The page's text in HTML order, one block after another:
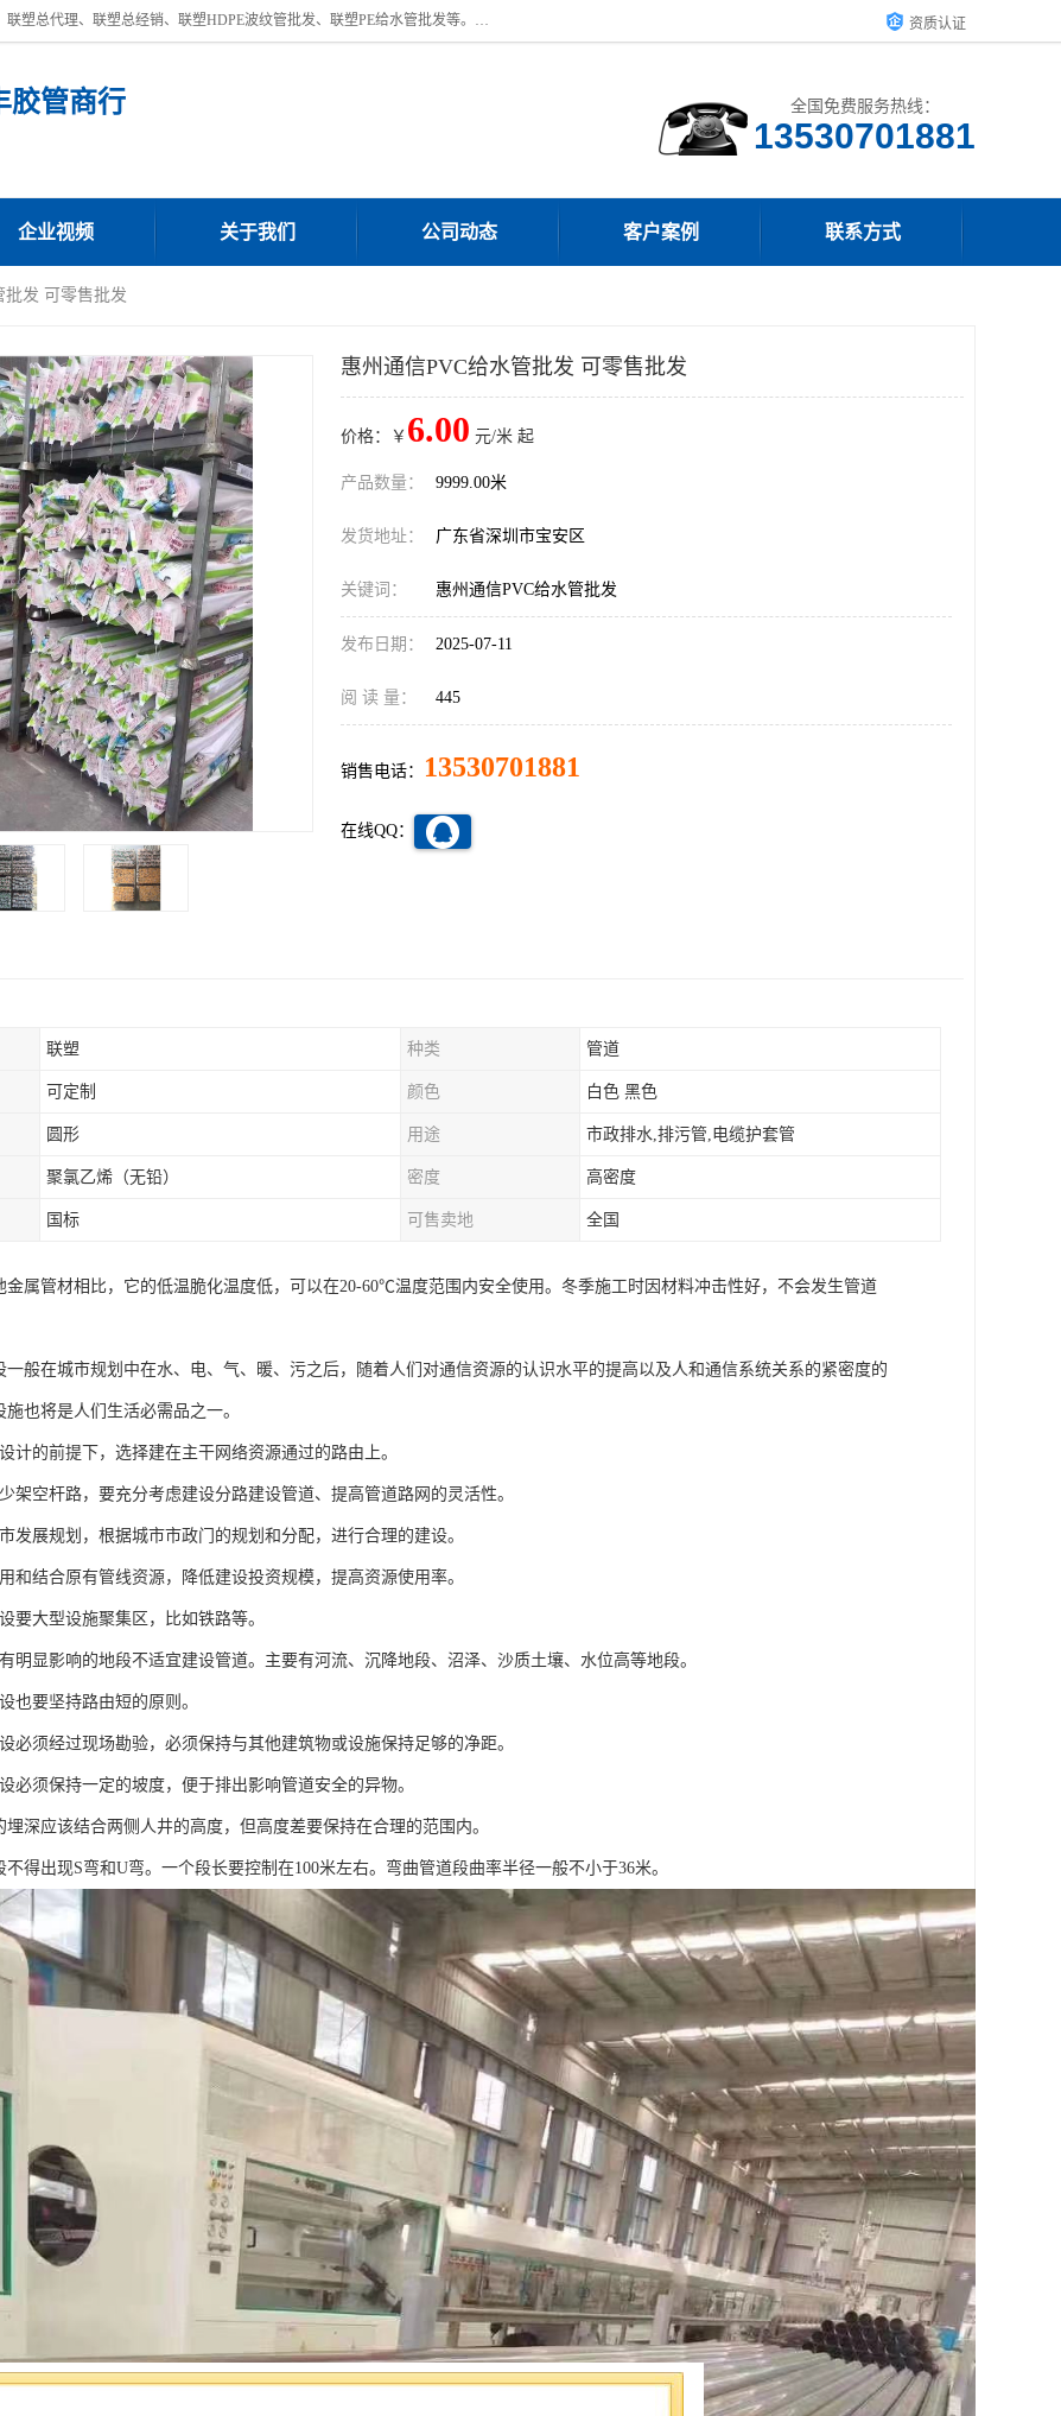
深圳市宝安区沙井街道浩丰胶管商行主营产品：联塑批发、联塑管批发、联塑总代理、联塑总经销、联塑HDPE波纹管批发、联塑PE给水管批发等。凭借服务以及多年的勤奋拼搏，发展成为一家销售各种管材管件，绝缘电工套管及配件等系列产品的贸易公司。公司秉承“顾客至上，锐意进取”的经营理念，坚持“客户至上”原则为广大客户提供的服务。欢迎惠顾！ 资质认证
胶管商行 全国免费服务热线：
企业视频 关于我们 公司动态 客户案例 联系方式
批发 可零售批发
惠州通信PVC给水管批发 可零售批发
价格：￥ 6.00 元/米 起
产品数量： 9999.00米
发货地址： 广东省深圳市宝安区
关键词： 惠州通信PVC给水管批发
发布日期： 2025-07-11
阅 读 量： 445
销售电话： 13530701881
在线QQ：
联塑 种类 管道
可定制 颜色 白色 黑色
圆形 用途 市政排水,排污管,电缆护套管
聚氯乙烯（无铅） 密度 高密度
国标 可售卖地 全国
金属管材相比，它的低温脆化温度低，可以在20-60℃温度范围内安全使用。冬季施工时因材料冲击性好，不会发生管道
一般在城市规划中在水、电、气、暖、污之后，随着人们对通信资源的认识水平的提高以及人和通信系统关系的紧密度的
也将是人们生活必需品之一。
设计的前提下，选择建在主干网络资源通过的路由上。
少架空杆路，要充分考虑建设分路建设管道、提高管道路网的灵活性。
市发展规划，根据城市市政门的规划和分配，进行合理的建设。
用和结合原有管线资源，降低建设投资规模，提高资源使用率。
要大型设施聚集区，比如铁路等。
有明显影响的地段不适宜建设管道。主要有河流、沉降地段、沼泽、沙质土壤、水位高等地段。
也要坚持路由短的原则。
设必须经过现场勘验，必须保持与其他建筑物或设施保持足够的净距。
设必须保持一定的坡度，便于排出影响管道安全的异物。
埋深应该结合两侧人井的高度，但高度差要保持在合理的范围内。
不得出现S弯和U弯。一个段长要控制在100米左右。弯曲管道段曲率半径一般不小于36米。